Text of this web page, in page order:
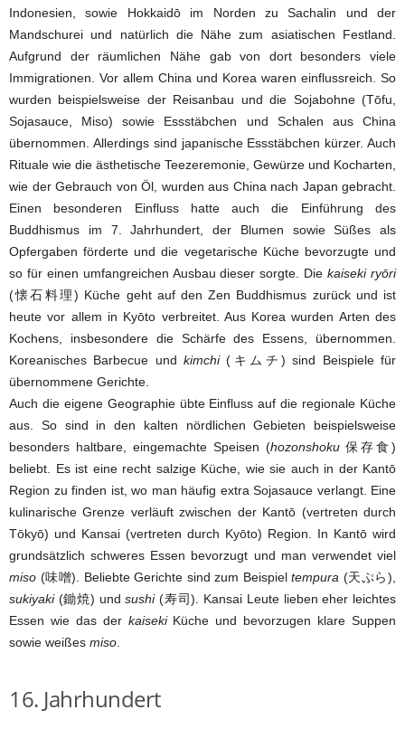
Indonesien, sowie Hokkaidō im Norden zu Sachalin und der
Mandschurei und natürlich die Nähe zum asiatischen Festland.
Aufgrund der räumlichen Nähe gab von dort besonders viele
Immigrationen. Vor allem China und Korea waren einflussreich. So
wurden beispielsweise der Reisanbau und die Sojabohne (Tōfu,
Sojasauce, Miso) sowie Essstäbchen und Schalen aus China
übernommen. Allerdings sind japanische Essstäbchen kürzer. Auch
Rituale wie die ästhetische Teezeremonie, Gewürze und Kocharten,
wie der Gebrauch von Öl, wurden aus China nach Japan gebracht.
Einen besonderen Einfluss hatte auch die Einführung des
Buddhismus im 7. Jahrhundert, der Blumen sowie Süßes als
Opfergaben förderte und die vegetarische Küche bevorzugte und
so für einen umfangreichen Ausbau dieser sorgte. Diekaiseki ryōri
(懐石料理) Küche geht auf den Zen Buddhismus zurück und ist
heute vor allem in Kyōto verbreitet. Aus Korea wurden Arten des
Kochens, insbesondere die Schärfe des Essens, übernommen.
Koreanisches Barbecue undkimchi(キムチ) sind Beispiele für
übernommene Gerichte.
Auch die eigene Geographie übte Einfluss auf die regionale Küche
aus. So sind in den kalten nördlichen Gebieten beispielsweise
besonders haltbare, eingemachte Speisen (hozonshoku保存食)
beliebt. Es ist eine recht salzige Küche, wie sie auch in der Kantō
Region zu finden ist, wo man häufig extra Sojasauce verlangt. Eine
kulinarische Grenze verläuft zwischen der Kantō (vertreten durch
Tōkyō) und Kansai (vertreten durch Kyōto) Region. In Kantō wird
grundsätzlich schweres Essen bevorzugt und man verwendet viel
miso (味噌). Beliebte Gerichte sind zum Beispieltempura (天ぷら),
sukiyaki(鋤焼) undsushi(寿司). Kansai Leute lieben eher leichtes
Essen wie das der kaisekiKüche und bevorzugen klare Suppen
sowie weißes miso.
16. Jahrhundert